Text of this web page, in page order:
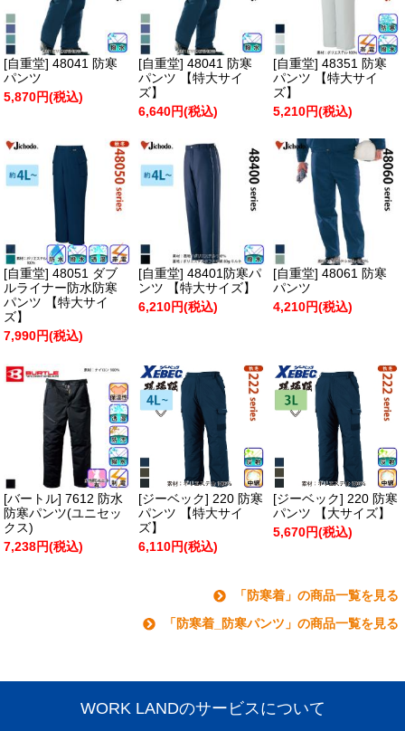
[自重堂] 48041 防寒
パンツ
5,870円(税込)
[自重堂] 48041 防寒
パンツ 【特大サイ
ズ】
6,640円(税込)
[自重堂] 48351 防寒
パンツ 【特大サイ
ズ】
5,210円(税込)
[自重堂] 48051 ダブ
ルライナー防水防寒
パンツ 【特大サイ
ズ】
7,990円(税込)
[自重堂] 48401防寒パ
ンツ 【特大サイズ】
6,210円(税込)
[自重堂] 48061 防寒
パンツ
4,210円(税込)
[バートル] 7612 防水
防寒パンツ(ユニセッ
クス)
7,238円(税込)
[ジーベック] 220 防寒
パンツ 【特大サイ
ズ】
6,110円(税込)
[ジーベック] 220 防寒
パンツ 【大サイズ】
5,670円(税込)
「防寒着」の商品一覧を見る
「防寒着_防寒パンツ」の商品一覧を見る
WORK LANDのサービスについて